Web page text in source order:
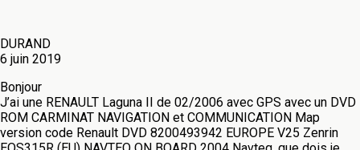
DURAND
6 juin 2019
Bonjour
J’ai une RENAULT Laguna II de 02/2006 avec GPS avec un DVD
ROM CARMINAT NAVIGATION et COMMUNICATION Map
version code Renault DVD 8200493942 EUROPE V25 Zenrin